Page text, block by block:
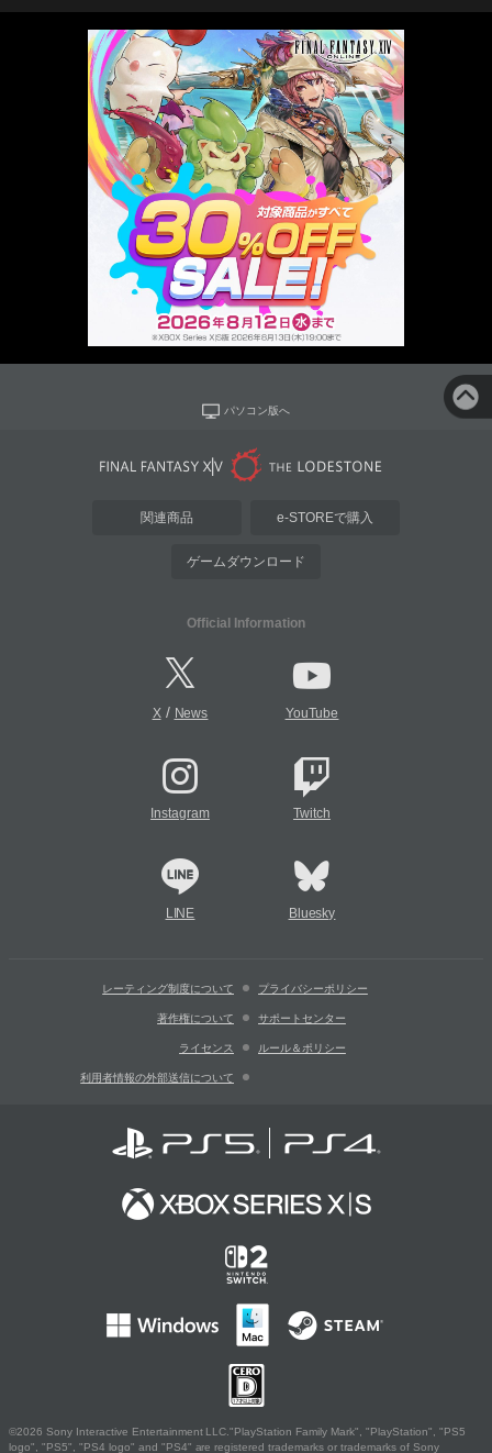
パソコン版へ
関連商品 e-STOREで購入
ゲームダウンロード
Official Information
X/ News YouTube
Instagram Twitch
LINE Bluesky
レーティング制度について プライバシーポリシー
著作権について サポートセンター
ライセンス ルール＆ポリシー
利用者情報の外部送信について
©2026 Sony Interactive Entertainment LLC."PlayStation Family Mark", "PlayStation", "PS5
logo", "PS5", "PS4 logo" and "PS4" are registered trademarks or trademarks of Sony